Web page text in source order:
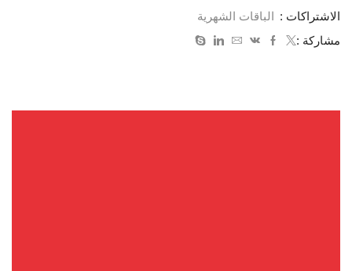
الاشتراكات :
الباقات الشهرية
مشاركة :